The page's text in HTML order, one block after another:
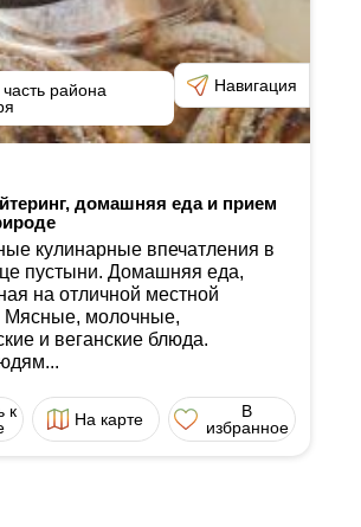
района
Навигация
домашняя еда и прием
кулинарные впечатления в
пустыни. Домашняя еда,
на отличной местной
Мясные, молочные,
и веганские блюда.
к
На карте
В
избранное